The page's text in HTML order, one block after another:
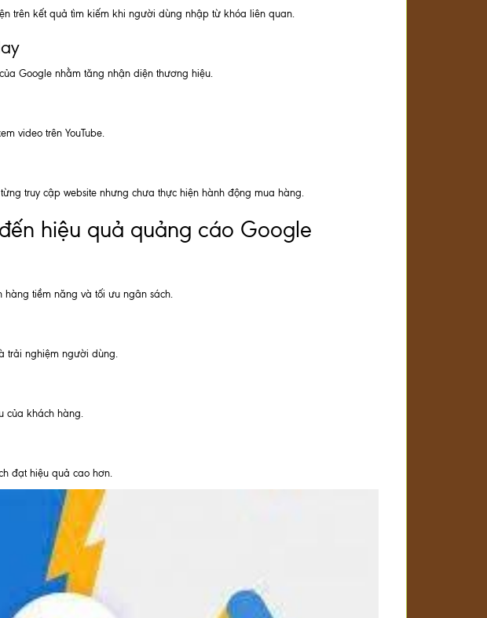
trên kết quả tìm kiếm khi người dùng nhập từ khóa liên quan.
Google nhằm tăng nhận diện thương hiệu.
video trên YouTube.
truy cập website nhưng chưa thực hiện hành động mua hàng.
hiệu quả quảng cáo Google
tiềm năng và tối ưu ngân sách.
trải nghiệm người dùng.
của khách hàng.
đạt hiệu quả cao hơn.